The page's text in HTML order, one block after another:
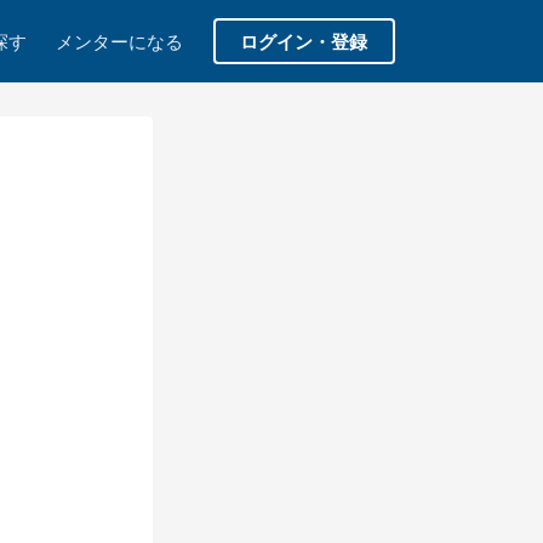
す メンターになる ログイン・登録